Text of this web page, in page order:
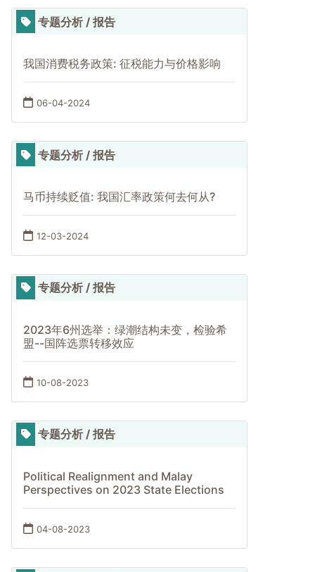
专题分析 / 报告
我国消费税务政策: 征税能力与价格影响
06-04-2024
专题分析 / 报告
马币持续贬值: 我国汇率政策何去何从?
12-03-2024
专题分析 / 报告
2023年6州选举：绿潮结构未变，检验希
盟--国阵选票转移效应
10-08-2023
专题分析 / 报告
Political Realignment and Malay
Perspectives on 2023 State Elections
04-08-2023